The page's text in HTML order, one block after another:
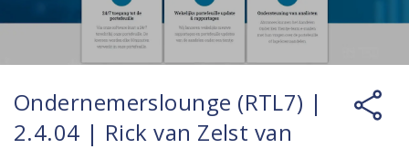
Ondernemerslounge (RTL7) |
2.4.04 | Rick van Zelst van